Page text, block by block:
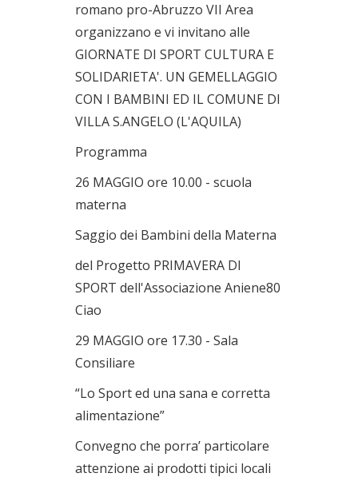
romano pro-Abruzzo VII Area
organizzano e vi invitano alle
GIORNATE DI SPORT CULTURA E
SOLIDARIETA'. UN GEMELLAGGIO
CON I BAMBINI ED IL COMUNE DI
VILLA S.ANGELO (L'AQUILA)
Programma
26 MAGGIO ore 10.00 - scuola
materna
Saggio dei Bambini della Materna
del Progetto PRIMAVERA DI
SPORT dell'Associazione Aniene80
Ciao
29 MAGGIO ore 17.30 - Sala
Consiliare
“Lo Sport ed una sana e corretta
alimentazione”
Convegno che porra’ particolare
attenzione ai prodotti tipici locali